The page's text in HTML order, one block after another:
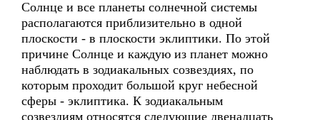
Солнце и все планеты солнечной системы
располагаются приблизительно в одной
плоскости - в плоскости эклиптики. По этой
причине Солнце и каждую из планет можно
наблюдать в зодиакальных созвездиях, по
которым проходит большой круг небесной
сферы - эклиптика. К зодиакальным
созвездиям относятся следующие двенадцать